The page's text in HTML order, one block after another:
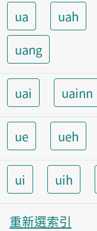
ua uah
uang
uai uainn
ue ueh
ui uih
重新選索引